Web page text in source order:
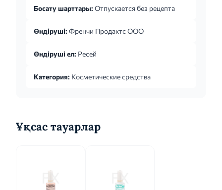
Босату шарттары: Отпускается без рецепта
Өндіруші: Френчи Продактс ООО
Өндіруші ел: Ресей
Категория: Косметические средства
Ұқсас тауарлар